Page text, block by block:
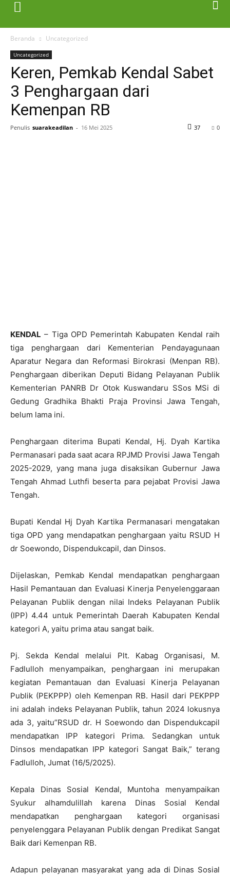
Beranda Uncategorized
Uncategorized
Keren, Pemkab Kendal Sabet
3 Penghargaan dari
Kemenpan RB
Penulis suarakeadilan - 16 Mei 2025 0
37
KENDAL – Tiga OPD Pemerintah Kabupaten Kendal raih
tiga penghargaan dari Kementerian Pendayagunaan
Aparatur Negara dan Reformasi Birokrasi (Menpan RB).
Penghargaan diberikan Deputi Bidang Pelayanan Publik
Kementerian PANRB Dr Otok Kuswandaru SSos MSi di
Gedung Gradhika Bhakti Praja Provinsi Jawa Tengah,
belum lama ini.
Penghargaan diterima Bupati Kendal, Hj. Dyah Kartika
Permanasari pada saat acara RPJMD Provisi Jawa Tengah
2025-2029, yang mana juga disaksikan Gubernur Jawa
Tengah Ahmad Luthfi beserta para pejabat Provisi Jawa
Tengah.
Bupati Kendal Hj Dyah Kartika Permanasari mengatakan
tiga OPD yang mendapatkan penghargaan yaitu RSUD H
dr Soewondo, Dispendukcapil, dan Dinsos.
Dijelaskan, Pemkab Kendal mendapatkan penghargaan
Hasil Pemantauan dan Evaluasi Kinerja Penyelenggaraan
Pelayanan Publik dengan nilai Indeks Pelayanan Publik
(IPP) 4.44 untuk Pemerintah Daerah Kabupaten Kendal
kategori A, yaitu prima atau sangat baik.
Pj. Sekda Kendal melalui Plt. Kabag Organisasi, M.
Fadlulloh menyampaikan, penghargaan ini merupakan
kegiatan Pemantauan dan Evaluasi Kinerja Pelayanan
Publik (PEKPPP) oleh Kemenpan RB. Hasil dari PEKPPP
ini adalah indeks Pelayanan Publik, tahun 2024 lokusnya
ada 3, yaitu”RSUD dr. H Soewondo dan Dispendukcapil
mendapatkan IPP kategori Prima. Sedangkan untuk
Dinsos mendapatkan IPP kategori Sangat Baik,” terang
Fadlulloh, Jumat (16/5/2025).
Kepala Dinas Sosial Kendal, Muntoha menyampaikan
Syukur alhamdulillah karena Dinas Sosial Kendal
mendapatkan penghargaan kategori organisasi
penyelenggara Pelayanan Publik dengan Predikat Sangat
Baik dari Kemenpan RB.
Adapun pelayanan masyarakat yang ada di Dinas Sosial